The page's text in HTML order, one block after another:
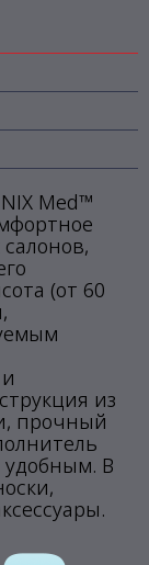
Med™
(от 60
из
прочный
удобным. В